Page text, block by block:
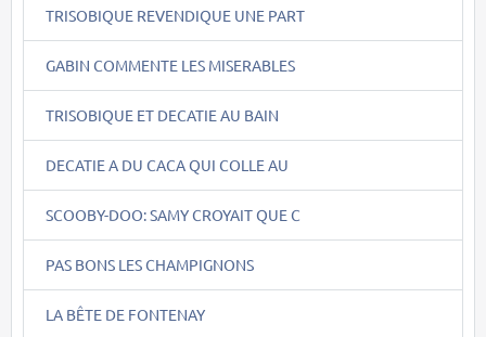
TRISOBIQUE REVENDIQUE UNE PART
GABIN COMMENTE LES MISERABLES
TRISOBIQUE ET DECATIE AU BAIN
DECATIE A DU CACA QUI COLLE AU
SCOOBY-DOO: SAMY CROYAIT QUE C
PAS BONS LES CHAMPIGNONS
LA BÊTE DE FONTENAY